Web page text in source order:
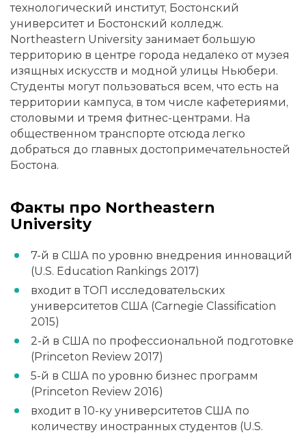
технологический институт, Бостонский
университет и Бостонский колледж.
Northeastern University занимает большую
территорию в центре города недалеко от музея
изящных искусств и модной улицы Ньюбери.
Студенты могут пользоваться всем, что есть на
территории кампуса, в том числе кафетериями,
столовыми и тремя фитнес-центрами. На
общественном транспорте отсюда легко
добраться до главных достопримечательностей
Бостона.
Факты про Northeastern
University
7-й в США по уровню внедрения инноваций
(U.S. Education Rankings 2017)
входит в ТОП исследовательских
университетов США (Carnegie Classification
2015)
2-й в США по профессиональной подготовке
(Princeton Review 2017)
5-й в США по уровню бизнес программ
(Princeton Review 2016)
входит в 10-ку университетов США по
количеству иностранных студентов (U.S.